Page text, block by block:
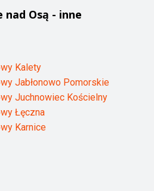
nad Osą - inne
Kalety
Jabłonowo Pomorskie
Juchnowiec Kościelny
Łęczna
Karnice